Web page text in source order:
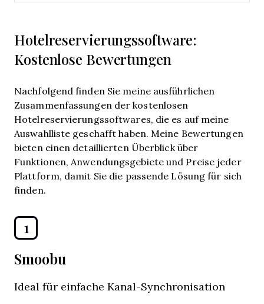
Hotelreservierungssoftware:
Kostenlose Bewertungen
Nachfolgend finden Sie meine ausführlichen
Zusammenfassungen der kostenlosen
Hotelreservierungssoftwares, die es auf meine
Auswahlliste geschafft haben. Meine Bewertungen
bieten einen detaillierten Überblick über
Funktionen, Anwendungsgebiete und Preise jeder
Plattform, damit Sie die passende Lösung für sich
finden.
1
Smoobu
Ideal für einfache Kanal-Synchronisation